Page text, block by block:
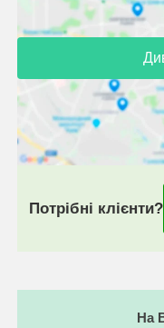
Потрібні клієнти?
На